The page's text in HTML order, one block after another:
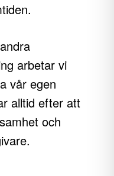
arbetar vi
vår egen
alltid efter att
och